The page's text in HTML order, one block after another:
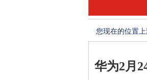
您现在的位置上
华为2月